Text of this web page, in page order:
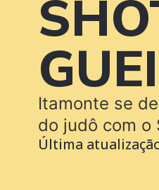
Itamonte se
do judô com o
Última